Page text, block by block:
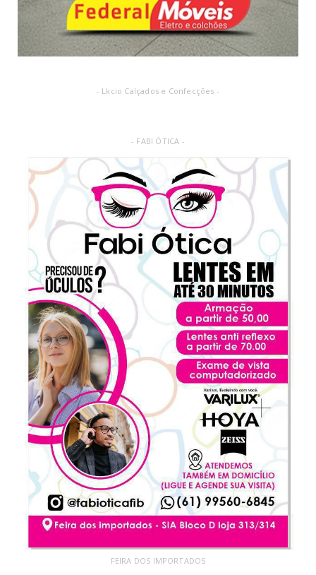
- Lkcio Calçados e Confecções -
- FABI ÓTICA -
FEIRA DOS IMPORTADOS